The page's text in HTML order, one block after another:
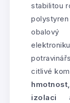
stabilitou
citlivé
izolaci